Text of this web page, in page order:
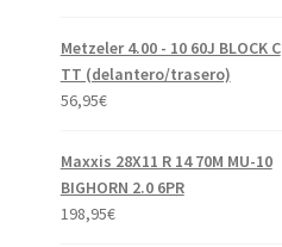
Metzeler 4.00 - 10 60J BLOCK C
TT (delantero/trasero)
56,95€
Maxxis 28X11 R 14 70M MU-10
BIGHORN 2.0 6PR
198,95€